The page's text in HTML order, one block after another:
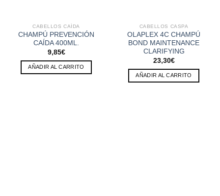
CABELLOS CAÍDA
CHAMPÚ PREVENCIÓN
CAÍDA 400ML.
9,85€
AÑADIR AL CARRITO
CABELLOS CASPA
OLAPLEX 4C CHAMPÚ
BOND MAINTENANCE
CLARIFYING
23,30€
AÑADIR AL CARRITO